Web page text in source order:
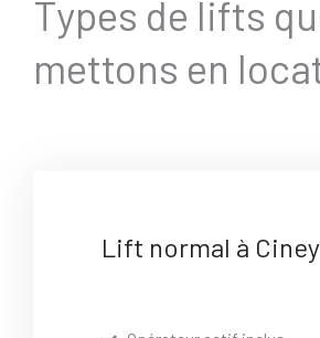
Types de lifts
mettons en
Lift normal à Ciney